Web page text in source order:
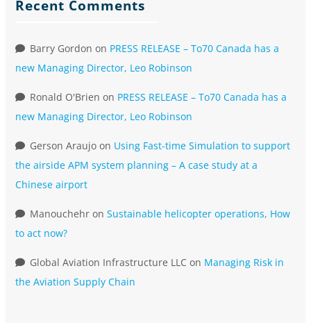
Recent Comments
Barry Gordon on PRESS RELEASE – To70 Canada has a
new Managing Director, Leo Robinson
Ronald O'Brien on PRESS RELEASE – To70 Canada has a
new Managing Director, Leo Robinson
Gerson Araujo on Using Fast-time Simulation to support
the airside APM system planning – A case study at a
Chinese airport
Manouchehr on Sustainable helicopter operations, How
to act now?
Global Aviation Infrastructure LLC on Managing Risk in
the Aviation Supply Chain